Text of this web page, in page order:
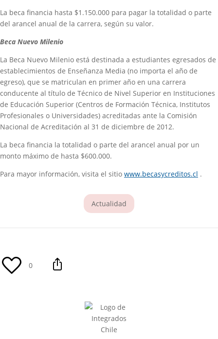
La beca financia hasta $1.150.000 para pagar la totalidad o parte
del arancel anual de la carrera, según su valor.
Beca Nuevo Milenio
La Beca Nuevo Milenio está destinada a estudiantes egresados de
establecimientos de Enseñanza Media (no importa el año de
egreso), que se matriculan en primer año en una carrera
conducente al título de Técnico de Nivel Superior en Instituciones
de Educación Superior (Centros de Formación Técnica, Institutos
Profesionales o Universidades) acreditadas ante la Comisión
Nacional de Acreditación al 31 de diciembre de 2012.
La beca financia la totalidad o parte del arancel anual por un
monto máximo de hasta $600.000.
Para mayor información, visita el sitio www.becasycreditos.cl (se
.
Actualidad
0